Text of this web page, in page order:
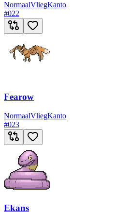
NormaalVliegKanto
#022
Fearow
NormaalVliegKanto
#023
Ekans